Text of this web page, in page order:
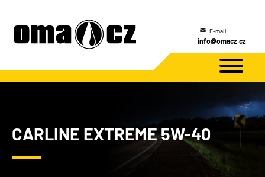
E-mail
info@omacz.cz
CARLINE EXTREME 5W-40